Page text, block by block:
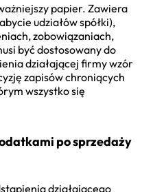
papier. Zawiera
udziałów spółki),
zobowiązaniach,
być dostosowany do
działającej firmy wzór
zapisów chroniących
wszystko się
po sprzedaży
działającego